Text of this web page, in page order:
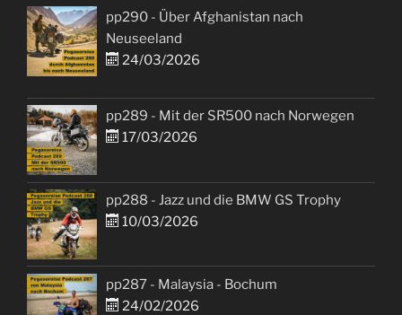
pp290 - Über Afghanistan nach
Neuseeland
24/03/2026
pp289 - Mit der SR500 nach Norwegen
17/03/2026
pp288 - Jazz und die BMW GS Trophy
10/03/2026
pp287 - Malaysia - Bochum
24/02/2026